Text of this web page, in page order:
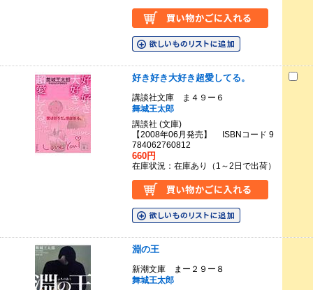
好き好き大好き超愛してる。
講談社文庫 ま４９ー６
舞城王太郎
講談社 (文庫)
【2008年06月発売】 ISBNコード 9
784062760812
660円
在庫状況：在庫あり（1～2日で出荷）
淵の王
新潮文庫 まー２９ー８
舞城王太郎